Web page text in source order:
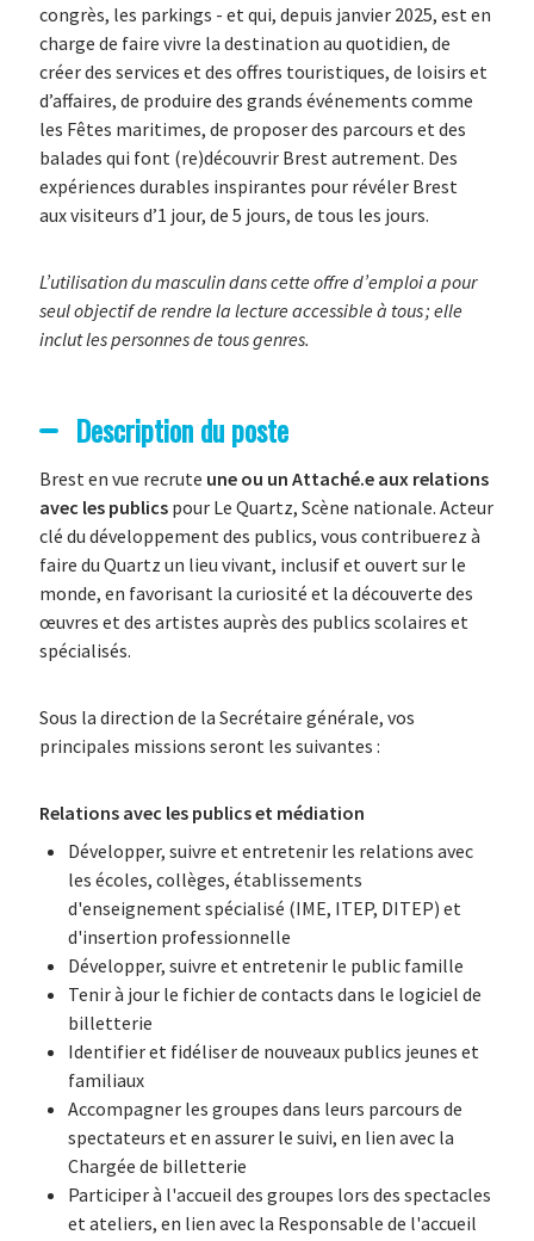
congrès, les parkings - et qui, depuis janvier 2025, est en
charge de faire vivre la destination au quotidien, de
créer des services et des offres touristiques, de loisirs et
d’affaires, de produire des grands événements comme
les Fêtes maritimes, de proposer des parcours et des
balades qui font (re)découvrir Brest autrement. Des
expériences durables inspirantes pour révéler Brest
aux visiteurs d’1 jour, de 5 jours, de tous les jours.
L’utilisation du masculin dans cette offre d’emploi a pour
seul objectif de rendre la lecture accessible à tous; elle
inclut les personnes de tous genres.
Description du poste
Brest en vue recrute une ou un Attaché.e aux relations
avec les publicspour Le Quartz, Scène nationale. Acteur
clé du développement des publics, vous contribuerez à
faire du Quartz un lieu vivant, inclusif et ouvert sur le
monde, en favorisant la curiosité et la découverte des
œuvres et des artistes auprès des publics scolaires et
spécialisés.
Sous la direction de la Secrétaire générale, vos
principales missions seront les suivantes :
Relations avec les publics et médiation
Développer, suivre et entretenir les relations avec
les écoles, collèges, établissements
d'enseignement spécialisé (IME, ITEP, DITEP) et
d'insertion professionnelle
Développer, suivre et entretenir le public famille
Tenir à jour le fichier de contacts dans le logiciel de
billetterie
Identifier et fidéliser de nouveaux publics jeunes et
familiaux
Accompagner les groupes dans leurs parcours de
spectateurs et en assurer le suivi, en lien avec la
Chargée de billetterie
Participer à l'accueil des groupes lors des spectacles
et ateliers, en lien avec la Responsable de l'accueil